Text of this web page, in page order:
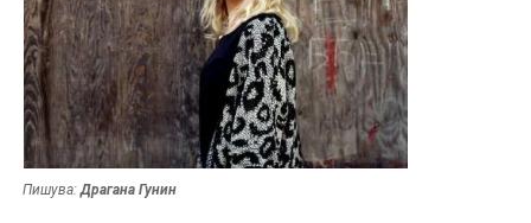
Пишува: Драгана Гунин